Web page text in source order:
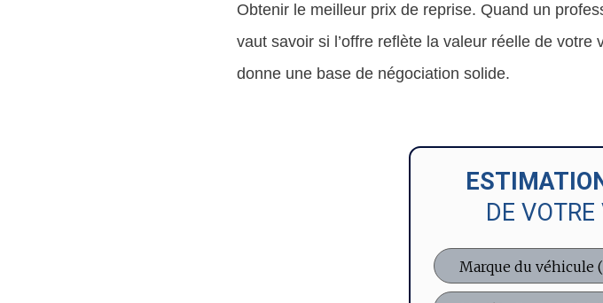
Obtenir le meilleur prix de reprise. Quand un
vaut savoir si l’offre reflète la valeur réelle de
donne une base de négociation solide.
DE